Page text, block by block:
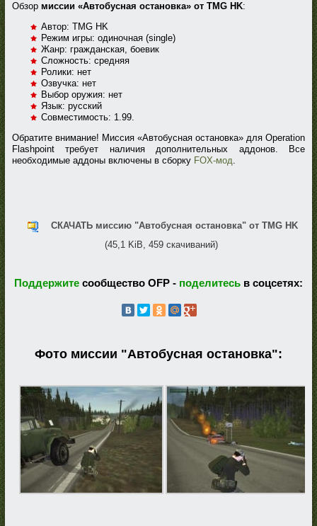
Обзор миссии «Автобусная остановка» от TMG HK:
Автор: TMG HK
Режим игры: одиночная (single)
Жанр: гражданская, боевик
Сложность: средняя
Ролики: нет
Озвучка: нет
Выбор оружия: нет
Язык: русский
Совместимость: 1.99.
Обратите внимание! Миссия «Автобусная остановка» для Operation
Flashpoint требует наличия дополнительных аддонов. Все
необходимые аддоны включены в сборку FOX-мод.
СКАЧАТЬ миссию "Автобусная остановка" от TMG HK
(45,1 KiB, 459 скачиваний)
Поддержите сообщество OFP - поделитесь в соцсетях:
Фото миссии "Автобусная остановка":